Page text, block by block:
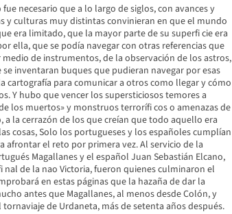
necesario que a lo largo de siglos, con avances y
y culturas muy distintas convinieran en que el mundo
era limitado, que la mayor parte de su superfi cie era
ella, que se podía navegar con otras referencias que
de instrumentos, de la observación de los astros,
se inventaran buques que pudieran navegar por esas
cartografía para comunicar a otros como llegar y cómo
Y hubo que vencer los supersticiosos temores a
los muertos» y monstruos terrorífi cos o amenazas de
la cerrazón de los que creían que todo aquello era
cosas, Solo los portugueses y los españoles cumplían
afrontar el reto por primera vez. Al servicio de la
Magallanes y el español Juan Sebastián Elcano,
de la nao Victoria, fueron quienes culminaron el
en estas páginas que la hazaña de dar la
antes que Magallanes, al menos desde Colón, y
de Urdaneta, más de setenta años después.